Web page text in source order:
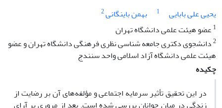
یحیى على بابایى
1 بهمن باینگانى2
1 عضو هیئت علمى دانشگاه تهران
2دانشجوى دکترى جامعه شناسى نظرى فرهنگى دانشگاه تهران و عضو
هیئت علمى دانشگاه آزاد اسلامى واحد سنندج
چکیده
در این تحقیق تأثیر سرمایه اجتماعى و مؤلفه‌هاى آن بر رضایت از
زندگى در میان جوانان بررسى شده است. بعد از مرورى بر آراى